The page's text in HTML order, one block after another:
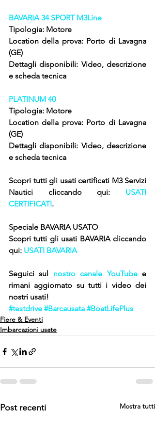
BAVARIA 34 SPORT M3Line
Tipologia: Motore
Location della prova: Porto di Lavagna
(GE)
Dettagli disponibili: Video, descrizione
e scheda tecnica
PLATINUM 40
Tipologia: Motore
Location della prova: Porto di Lavagna
(GE)
Dettagli disponibili: Video, descrizione
e scheda tecnica
Scopri tutti gli usati certificati M3 Servizi
Nautici cliccando qui: USATI
CERTIFICATI.
Speciale BAVARIA USATO
Scopri tutti gli usati BAVARIA cliccando
qui: USATI BAVARIA
Seguici sul nostro canale YouTube e
rimani aggiornato su tutti i video dei
nostri usati!
#testdrive #Barcausata #BoatLifePlus
Fiere & Eventi
Imbarcazioni usate
Post recenti Mostra tutti